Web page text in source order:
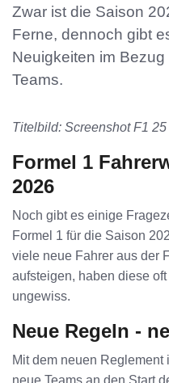
Zwar ist die Saison
Ferne, dennoch gibt
Neuigkeiten im
Teams.
Titelbild: Screenshot F1
Formel 1
2026
Noch gibt es einige
Formel 1 für die Saison
viele neue Fahrer aus der
aufsteigen, haben diese
ungewiss.
Neue Regeln -
Mit dem neuen